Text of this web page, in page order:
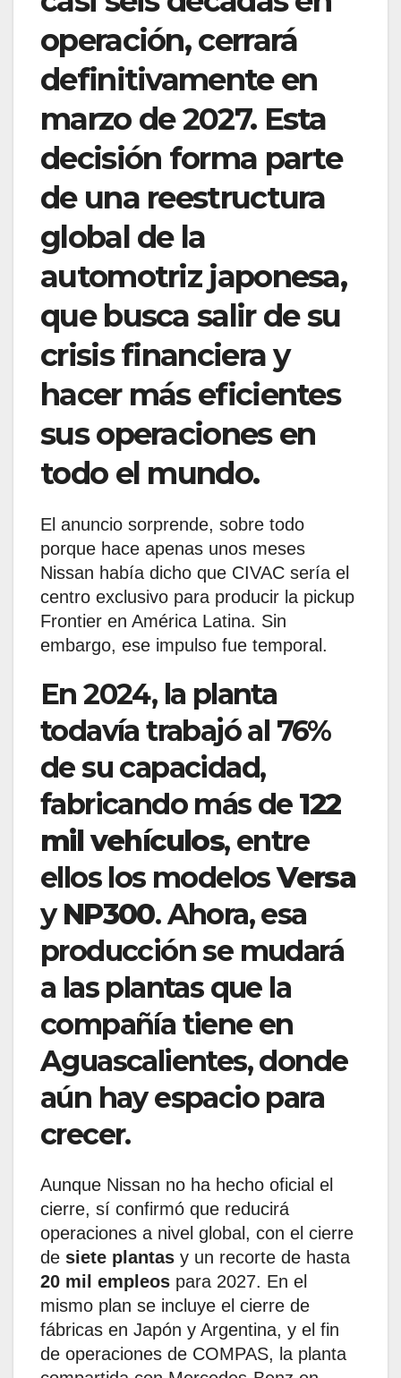
operación, cerrará
definitivamente en
marzo de 2027. Esta
decisión forma parte
de una reestructura
global de la
automotriz japonesa,
que busca salir de su
crisis financiera y
hacer más eficientes
sus operaciones en
todo el mundo.
El anuncio sorprende, sobre todo
porque hace apenas unos meses
Nissan había dicho que CIVAC sería el
centro exclusivo para producir la pickup
Frontier en América Latina. Sin
embargo, ese impulso fue temporal.
En 2024, la planta
todavía trabajó al 76%
de su capacidad,
fabricando más de 122
mil vehículos, entre
ellos los modelosVersa
yNP300. Ahora, esa
producción se mudará
a las plantas que la
compañía tiene en
Aguascalientes, donde
aún hay espacio para
crecer.
Aunque Nissan no ha hecho oficial el
cierre, sí confirmó que reducirá
operaciones a nivel global, con el cierre
de siete plantas y un recorte de hasta
20 mil empleos para 2027. En el
mismo plan se incluye el cierre de
fábricas en Japón y Argentina, y el fin
de operaciones de COMPAS, la planta